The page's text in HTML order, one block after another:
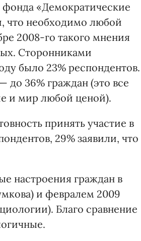
«Демократические
что необходимо любой
2008-го такого мнения
Сторонниками
было 23% респондентов.
до 36% граждан (это все
и мир любой ценой).
принять участие в
29% заявили, что
настроения граждан в
и февралем 2009
Благо сравнение